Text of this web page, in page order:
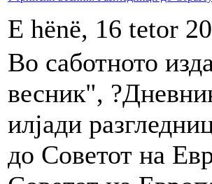
E hënë, 16 tetor
Во саботното
весник",
илјади
до Советот на